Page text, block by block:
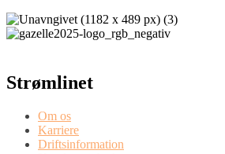
Strømlinet
Om os
Karriere
Driftsinformation